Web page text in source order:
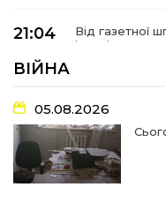
21:04
Від газетної
історії
17:18
27 лип
У
найгуманнішої
16:29
22 лип
Медики
ВІЙНА
05.08.2026